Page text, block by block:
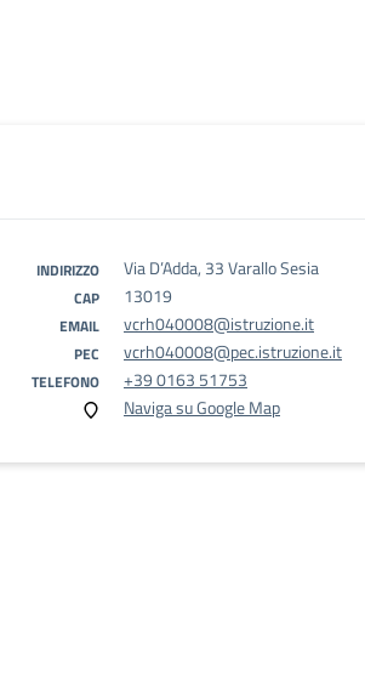
INDIRIZZO Via D’Adda, 33 Varallo Sesia
CAP 13019
EMAIL vcrh040008@istruzione.it
PEC vcrh040008@pec.istruzione.it
TELEFONO
+39 0163 51753
Naviga su Google Map